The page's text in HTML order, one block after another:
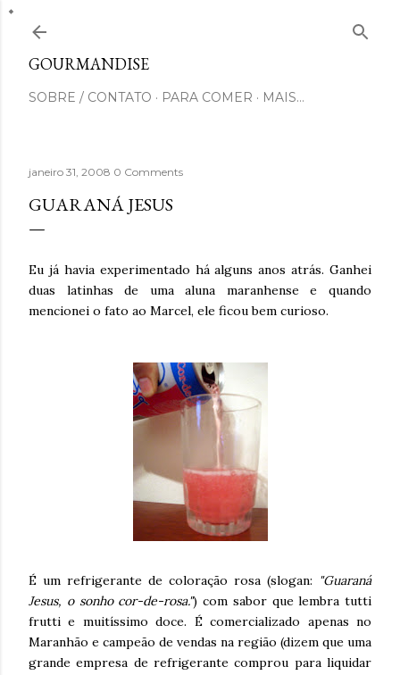
GOURMANDISE
SOBRE / CONTATO PARA COMER MAIS…
janeiro 31, 2008 0 Comments
GUARANÁ JESUS
Eu já havia experimentado há alguns anos atrás. Ganhei
duas latinhas de uma aluna maranhense e quando
mencionei o fato ao Marcel, ele ficou bem curioso.
É um refrigerante de coloração rosa (slogan: "Guaraná
Jesus, o sonho cor-de-rosa.") com sabor que lembra tutti
frutti e muitíssimo doce. É comercializado apenas no
Maranhão e campeão de vendas na região (dizem que uma
grande empresa de refrigerante comprou para liquidar